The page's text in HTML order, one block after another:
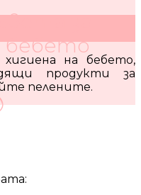
за
бебето
на бебето,
продукти за
пелените.